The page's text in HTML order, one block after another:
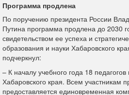
Программа продлена
По поручению президента России
Путина программа продлена до 2030
свидетельством ее успеха и
образования и науки Хабаровского
подчеркнул:
– К началу учебного года 18
Хабаровского края. Всем участникам
предоставляется единовременная